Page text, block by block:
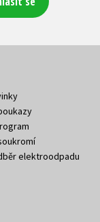
elektroodpadu